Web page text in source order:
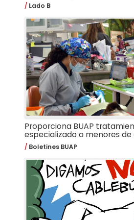
Lado B
Proporciona BUAP
especializado a menores de
Boletines BUAP